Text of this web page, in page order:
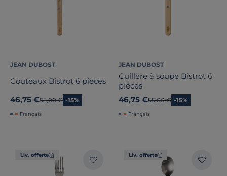
JEAN DUBOST
Couteaux Bistrot 6 pièces
46,75 €Ancien prix
55,00 € -15%
Français
JEAN DUBOST
Cuillère à soupe Bistrot 6
pièces
46,75 €Ancien prix
55,00 € -15%
Français
Liv. offerte Liv. offerte